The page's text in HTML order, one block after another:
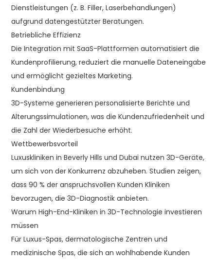
Dienstleistungen (z. B. Filler, Laserbehandlungen)
aufgrund datengestützter Beratungen.
Betriebliche Effizienz
Die Integration mit SaaS-Plattformen automatisiert die
Kundenprofilierung, reduziert die manuelle Dateneingabe
und ermöglicht gezieltes Marketing.
Kundenbindung
3D-Systeme generieren personalisierte Berichte und
Alterungssimulationen, was die Kundenzufriedenheit und
die Zahl der Wiederbesuche erhöht.
Wettbewerbsvorteil
Luxuskliniken in Beverly Hills und Dubai nutzen 3D-Geräte,
um sich von der Konkurrenz abzuheben. Studien zeigen,
dass 90 % der anspruchsvollen Kunden Kliniken
bevorzugen, die 3D-Diagnostik anbieten.
Warum High-End-Kliniken in 3D-Technologie investieren
müssen
Für Luxus-Spas, dermatologische Zentren und
medizinische Spas, die sich an wohlhabende Kunden